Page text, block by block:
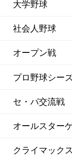
大学野球
社会人野球
オープン戦
プロ野球シー
セ・パ交流戦
オールスター
クライマック